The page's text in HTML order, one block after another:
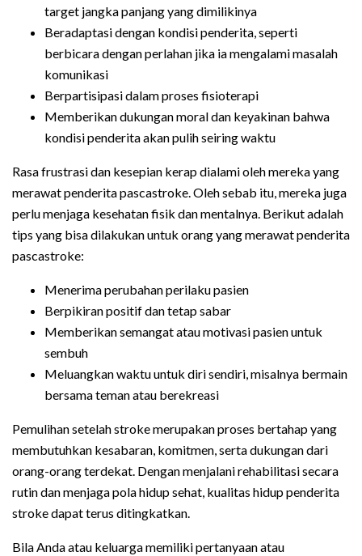
target jangka panjang yang dimilikinya
Beradaptasi dengan kondisi penderita, seperti
berbicara dengan perlahan jika ia mengalami masalah
komunikasi
Berpartisipasi dalam proses fisioterapi
Memberikan dukungan moral dan keyakinan bahwa
kondisi penderita akan pulih seiring waktu
Rasa frustrasi dan kesepian kerap dialami oleh mereka yang
merawat penderita pascastroke. Oleh sebab itu, mereka juga
perlu menjaga kesehatan fisik dan mentalnya. Berikut adalah
tips yang bisa dilakukan untuk orang yang merawat penderita
pascastroke:
Menerima perubahan perilaku pasien
Berpikiran positif dan tetap sabar
Memberikan semangat atau motivasi pasien untuk
sembuh
Meluangkan waktu untuk diri sendiri, misalnya bermain
bersama teman atau berekreasi
Pemulihan setelah stroke merupakan proses bertahap yang
membutuhkan kesabaran, komitmen, serta dukungan dari
orang-orang terdekat. Dengan menjalani rehabilitasi secara
rutin dan menjaga pola hidup sehat, kualitas hidup penderita
stroke dapat terus ditingkatkan.
Bila Anda atau keluarga memiliki pertanyaan atau